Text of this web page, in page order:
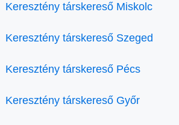
Keresztény társkereső Miskolc
Keresztény társkereső Szeged
Keresztény társkereső Pécs
Keresztény társkereső Győr